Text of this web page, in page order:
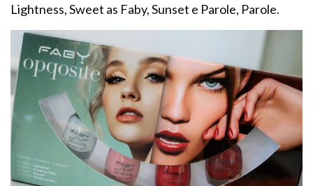
Lightness, Sweet as Faby, Sunset e Parole, Parole.